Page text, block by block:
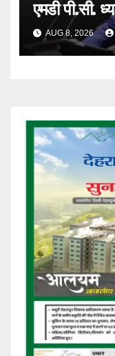
एमडी पी.सी.
AUG 8, 2026